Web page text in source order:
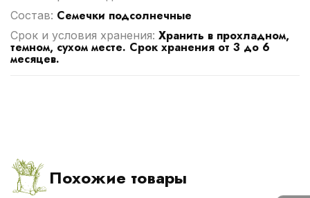
Cостав: Семечки подсолнечные
Срок и условия хранения: Хранить в прохладном,
темном, сухом месте. Срок хранения от 3 до 6
месяцев.
Похожие товары